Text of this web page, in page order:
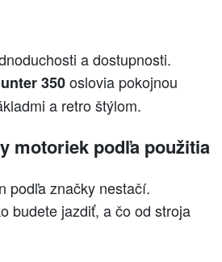
a dostupnosti.
350oslovia pokojnou
a retro štýlom.
motoriek podľa použitia
podľa značky nestačí.
budete jazdiť, a čo od stroja